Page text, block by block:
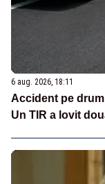
6 aug. 2026, 18:11
Accident pe
Un TIR a lovit